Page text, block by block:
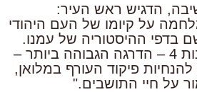
הדגיש ראש העיר:
על קיומו של העם היהודי
בדפי ההיסטוריה של עמנו.
העיר נמצאת בכוננות 4 – הדרגה הגבוהה ביותר –
פיקוד העורף במלואן,
על חיי התושבים."